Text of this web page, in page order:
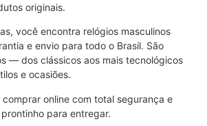
originais.
você encontra relógios masculinos
e envio para todo o Brasil. São
— dos clássicos aos mais tecnológicos
e ocasiões.
comprar online com total segurança e
para entregar.